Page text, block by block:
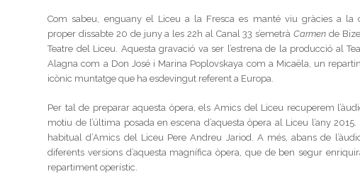
Com sabeu, enguany el Liceu a la Fresca es manté viu gràcies a la
proper dissabte 20 de juny a les 22h al Canal 33 s’emetràCarmen de
Teatre del Liceu. Aquesta gravació va ser l’estrena de la producció al
Alagna com a Don José i Marina Poplovskaya com a Micaëla, un
icònic muntatge que ha esdevingut referent a Europa.
Per tal de preparar aquesta òpera, els Amics del Liceu recuperem
motiu de l’última posada en escena d’aquesta òpera al Liceu l’any
habitual d’Amics del Liceu Pere Andreu Jariod. A més, abans de
diferents versions d’aquesta magnífica òpera, que de ben segur
repartiment operístic.